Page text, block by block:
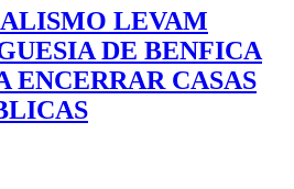
LEVAM
DE BENFICA
ENCERRAR CASAS